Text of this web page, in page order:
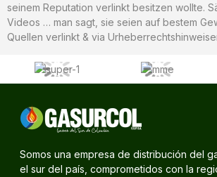
seinem Reputation verlinkt besitzen wollte.
Videos … man sagt, sie seien auf bestem
Quellen verlinkt & via
Somos una empresa de distribución del
el sur del país, comprometidos con la